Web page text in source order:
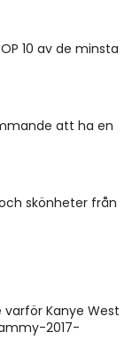
10 av de minsta
att ha en
skönheter från
Kanye West
2017-